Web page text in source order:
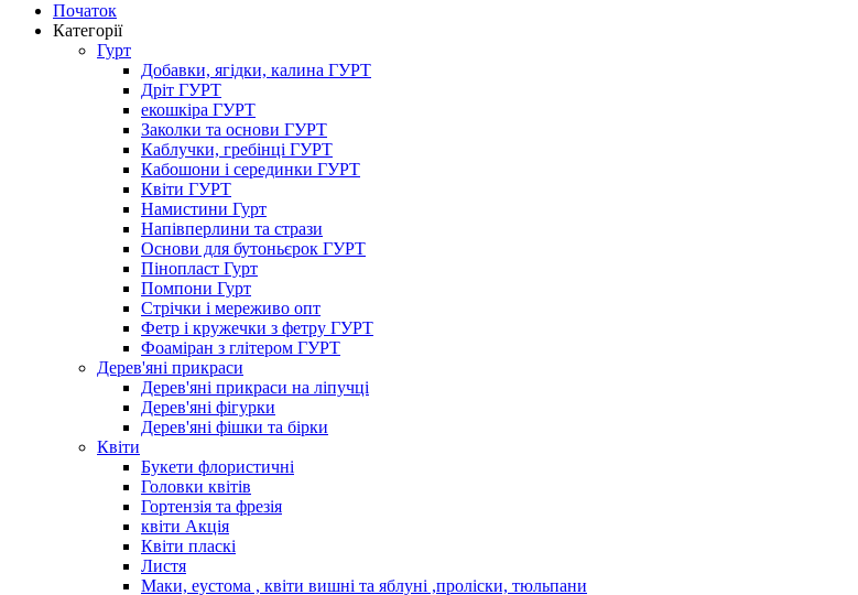
Початок
Категорії
Гурт
Добавки, ягідки, калина ГУРТ
Дріт ГУРТ
екошкіра ГУРТ
Заколки та основи ГУРТ
Каблучки, гребінці ГУРТ
Кабошони і серединки ГУРТ
Квіти ГУРТ
Намистини Гурт
Напівперлини та стрази
Основи для бутоньєрок ГУРТ
Пінопласт Гурт
Помпони Гурт
Стрічки і мереживо опт
Фетр і кружечки з фетру ГУРТ
Фоаміран з глітером ГУРТ
Дерев'яні прикраси
Дерев'яні прикраси на ліпучці
Дерев'яні фігурки
Дерев'яні фішки та бірки
Квіти
Букети флористичні
Головки квітів
Гортензія та фрезія
квіти Акція
Квіти пласкі
Листя
Маки, еустома , квіти вишні та яблуні ,проліски, тюльпани